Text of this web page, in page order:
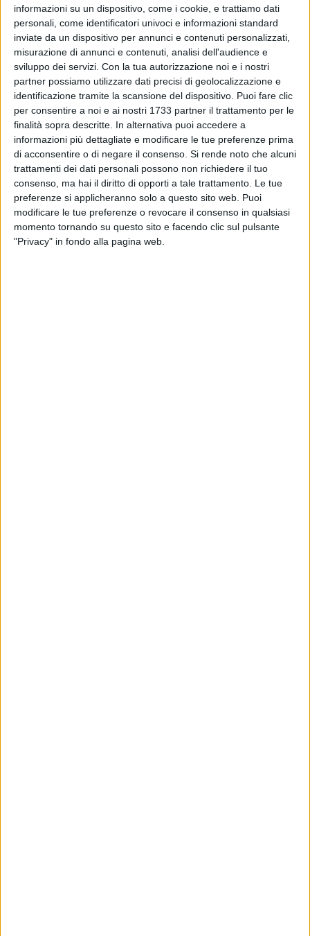
informazioni su un dispositivo, come i cookie, e trattiamo dati
personali, come identificatori univoci e informazioni standard
inviate da un dispositivo per annunci e contenuti personalizzati,
misurazione di annunci e contenuti, analisi dell'audience e
sviluppo dei servizi. Con la tua autorizzazione noi e i nostri
partner possiamo utilizzare dati precisi di geolocalizzazione e
identificazione tramite la scansione del dispositivo. Puoi fare clic
per consentire a noi e ai nostri 1733 partner il trattamento per le
finalità sopra descritte. In alternativa puoi accedere a
informazioni più dettagliate e modificare le tue preferenze prima
di acconsentire o di negare il consenso. Si rende noto che alcuni
trattamenti dei dati personali possono non richiedere il tuo
consenso, ma hai il diritto di opporti a tale trattamento. Le tue
preferenze si applicheranno solo a questo sito web. Puoi
modificare le tue preferenze o revocare il consenso in qualsiasi
momento tornando su questo sito e facendo clic sul pulsante
"Privacy" in fondo alla pagina web.
530
Il molfettese Giuseppe de Bari stasera è grande protagonista
ad "Affari Tuoi", il popolare programma televisivo in onda su
Rai1 e condotto da Stefano De Martino, in cui rappresenta la
regione Puglia.
Classe 1986, vanta radici profondamente legate a Molfetta
pur essendo residente a Bisceglie. Ha iniziato la sua
partecipazione come "pacchista" pugliese il 4 marzo scorso